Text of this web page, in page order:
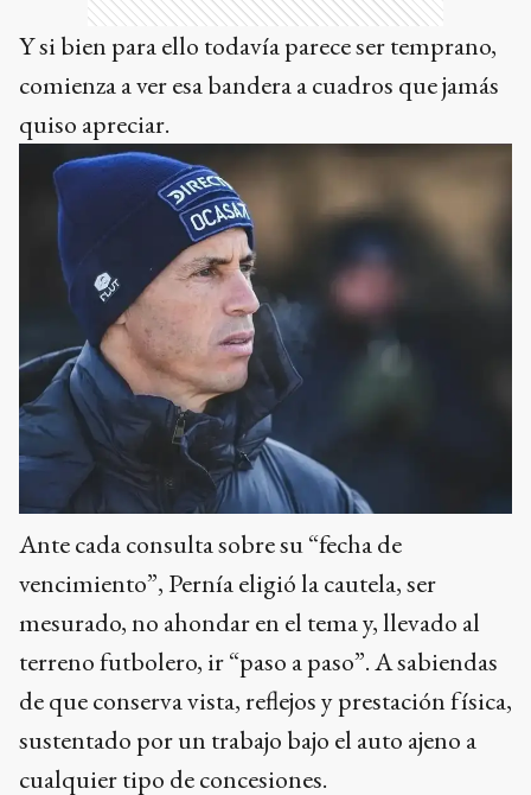
Y si bien para ello todavía parece ser temprano,
comienza a ver esa bandera a cuadros que jamás
quiso apreciar.
Ante cada consulta sobre su “fecha de
vencimiento”, Pernía eligió la cautela, ser
mesurado, no ahondar en el tema y, llevado al
terreno futbolero, ir “paso a paso”. A sabiendas
de que conserva vista, reflejos y prestación física,
sustentado por un trabajo bajo el auto ajeno a
cualquier tipo de concesiones.